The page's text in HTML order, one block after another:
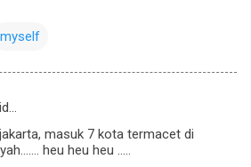
myself
masuk 7 kota termacet di
heu heu heu .....